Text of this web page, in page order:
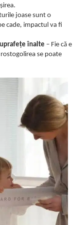
joase sunt o
cade, impactul va fi
înalte – Fie că e
se poate